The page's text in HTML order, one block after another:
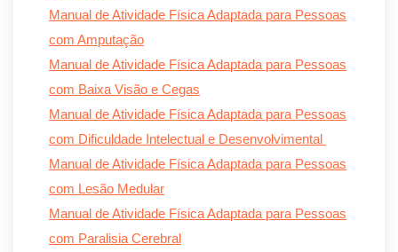
Manual de Atividade Física Adaptada para Pessoas
com Amputação
Manual de Atividade Física Adaptada para Pessoas
com Baixa Visão e Cegas
Manual de Atividade Física Adaptada para Pessoas
com Dificuldade Intelectual e Desenvolvimental
Manual de Atividade Física Adaptada para Pessoas
com Lesão Medular
Manual de Atividade Física Adaptada para Pessoas
com Paralisia Cerebral